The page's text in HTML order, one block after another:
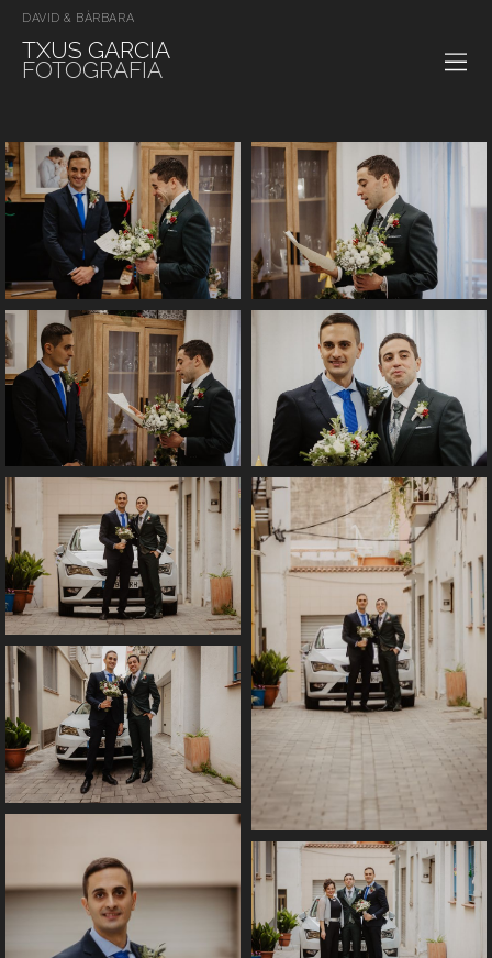
DAVID & BÀRBARA
TXUS GARCIA
FOTOGRAFIA